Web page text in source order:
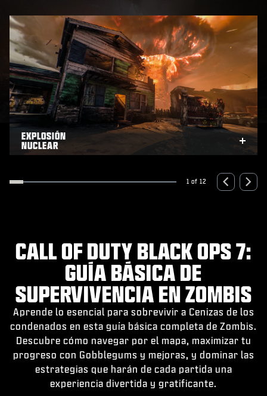
EXPLOSIÓN
NUCLEAR
1 of 12
CALL OF DUTY BLACK OPS 7:
GUÍA BÁSICA DE
SUPERVIVENCIA EN ZOMBIS
Aprende lo esencial para sobrevivir a Cenizas de los
condenados en esta guía básica completa de Zombis.
Descubre cómo navegar por el mapa, maximizar tu
progreso con Gobblegums y mejoras, y dominar las
estrategias que harán de cada partida una
experiencia divertida y gratificante.